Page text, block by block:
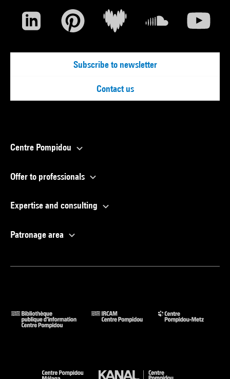
Subscribe to newsletter
Contact us
Centre Pompidou
Offer to professionals
Expertise and consulting
Patronage area